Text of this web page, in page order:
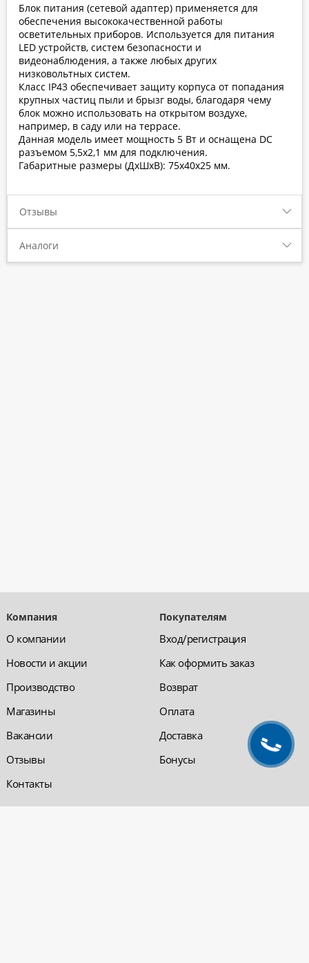
Блок питания (сетевой адаптер) применяется для
обеспечения высококачественной работы
осветительных приборов. Используется для питания
LED устройств, систем безопасности и
видеонаблюдения, а также любых других
низковольтных систем.
Класс IP43 обеспечивает защиту корпуса от попадания
крупных частиц пыли и брызг воды, благодаря чему
блок можно использовать на открытом воздухе,
например, в саду или на террасе.
Данная модель имеет мощность 5 Вт и оснащена DC
разъемом 5,5х2,1 мм для подключения.
Габаритные размеры (ДхШхВ): 75х40х25 мм.
Отзывы
Аналоги
Компания
О компании
Новости и акции
Производство
Магазины
Вакансии
Отзывы
Контакты
Покупателям
Вход/регистрация
Как оформить заказ
Возврат
Оплата
Доставка
Бонусы
Обратная связь Компания «220 ВСЯ